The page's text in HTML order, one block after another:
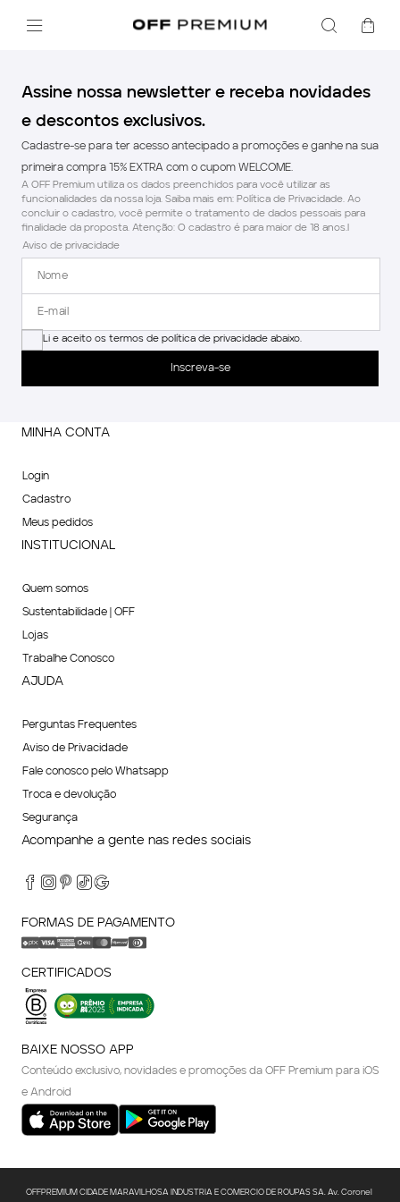
Assine nossa newsletter e receba novidades
e descontos exclusivos.
Cadastre-se para ter acesso antecipado a promoções e ganhe na sua
primeira compra 15% EXTRA com o cupom WELCOME.
A OFF Premium utiliza os dados preenchidos para você utilizar as
funcionalidades da nossa loja. Saiba mais em: Política de Privacidade. Ao
concluir o cadastro, você permite o tratamento de dados pessoais para
finalidade da proposta. Atenção: O cadastro é para maior de 18 anos.l
Aviso de privacidade
Li e aceito os termos de política de privacidade abaixo.
Inscreva-se
MINHA CONTA
Login
Cadastro
Meus pedidos
INSTITUCIONAL
Quem somos
Sustentabilidade | OFF
Lojas
Trabalhe Conosco
AJUDA
Perguntas Frequentes
Aviso de Privacidade
Fale conosco pelo Whatsapp
Troca e devolução
Segurança
Acompanhe a gente nas redes sociais
FORMAS DE PAGAMENTO
CERTIFICADOS
BAIXE NOSSO APP
Conteúdo exclusivo, novidades e promoções da OFF Premium para iOS
e Android
OFFPREMIUM CIDADE MARAVILHOSA INDUSTRIA E COMERCIO DE ROUPAS SA. Av. Coronel